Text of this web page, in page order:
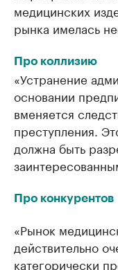
медицинских
рынка имелась
Про коллизию
«Устранение
основании
вменяется
преступления.
должна быть
Про конкурентов
«Рынок
действительно
категорически